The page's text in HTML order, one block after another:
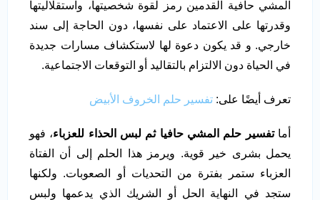
المشي حافية القدمين رمز لقوة شخصيتها، واستقلاليتها
وقدرتها على الاعتماد على نفسها، دون الحاجة إلى سند
خارجي. و قد يكون دعوة لها لاستكشاف مسارات جديدة
في الحياة دون الالتزام بالتقاليد أو التوقعات الاجتماعية.
تعرف أيضًا على: تفسير حلم الخروف الأبيض
أماتفسير حلم المشي حافيا ثم لبس الحذاء للعزباء، فهو
يحمل بشرى خير قوية. ويرمز هذا الحلم إلى أن الفتاة
العزباء ستمر بفترة من التحديات أو الصعوبات. ولكنها
ستجد في النهاية الحل أو الشريك الذي يدعمها ولبس